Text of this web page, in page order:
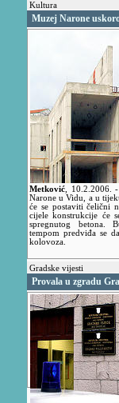
Kultura
Muzej Narone
Metković 10.2.2006.
Narone u Vidu, a u
će se postaviti čelični
cijele konstrukcije će
spregnutog betona.
tempom predviđa se
kolovoza.
Gradske vijesti
Provala u zgradu